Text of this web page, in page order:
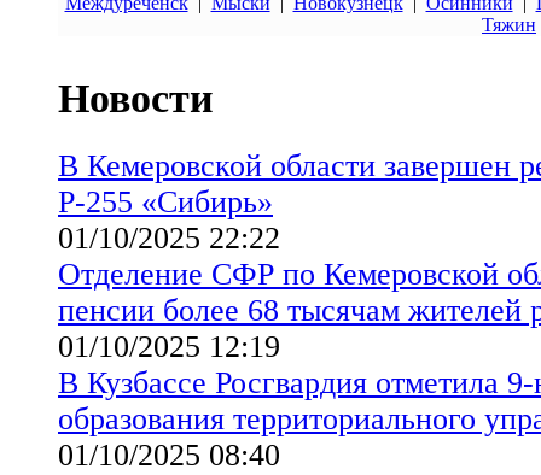
Тяжин
Новости
В Кемеровской области завершен
Р-255 «Сибирь»
01/10/2025 22:22
Отделение СФР по Кемеровской
пенсии более 68 тысячам жителей
01/10/2025 12:19
В Кузбассе Росгвардия отметила
образования территориального
01/10/2025 08:40